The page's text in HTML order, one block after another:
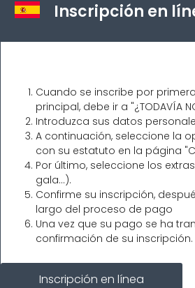
Inscripción en
Cuando se inscribe por
principal, debe ir a "¿TODAVÍA NO
Introduzca sus datos
A continuación, seleccione la
con su estatuto en la página
Por último, seleccione los
gala…).
Confirme su inscripción,
largo del proceso de pago
Una vez que su pago se ha
confirmación de su inscripción.
Inscripción en línea